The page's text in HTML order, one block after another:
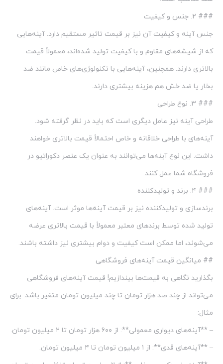
### ۲. جنس و کیفیت
جنس آینه و کیفیت آن نیز بر قیمت تاثیر مستقیم دارد. آینه‌هایی
که از شیشه‌های مقاوم و با کیفیت تولید شده‌اند، معمولاً قیمت
بالاتری دارند. همچنین، آینه‌هایی با تکنولوژی‌های خاص مانند ضد
بخار یا ضد خش هم هزینه بیشتری دارند.
### ۳. نوع طراحی
طراحی آینه نیز عامل دیگری است که باید در نظر گرفته شود.
آینه‌های با طراحی خلاقانه و خاص احتمالاً قیمت بالاتری خواهند
داشت. این نوع آینه‌ها می‌توانند به عنوان یک عنصر دکوراتیو در
فروشگاه شما عمل کنند.
### ۴. برند و تولیدکننده
برندسازی و تولیدکننده نیز بر قیمت آینه‌ها موثر است. آینه‌های
تولید شده توسط برندهای معتبر معمولاً با قیمت بالاتری عرضه
می‌شوند، اما ممکن است کیفیت و دوام بیشتری نیز داشته باشند.
## میانگین قیمت آینه‌های فروشگاهی
بگذارید نگاهی به قیمت‌ها بیندازیم! قیمت آینه‌های فروشگاهی
می‌تواند از چند صد هزار تومان تا چند میلیون تومان متغیر باشد. برای
مثال:
– **آینه‌های دیواری معمولی**: از ۶۰۰ هزار تومان تا ۲ میلیون تومان.
– **آینه‌های قدی**: از ۱ میلیون تومان تا ۴ میلیون تومان.